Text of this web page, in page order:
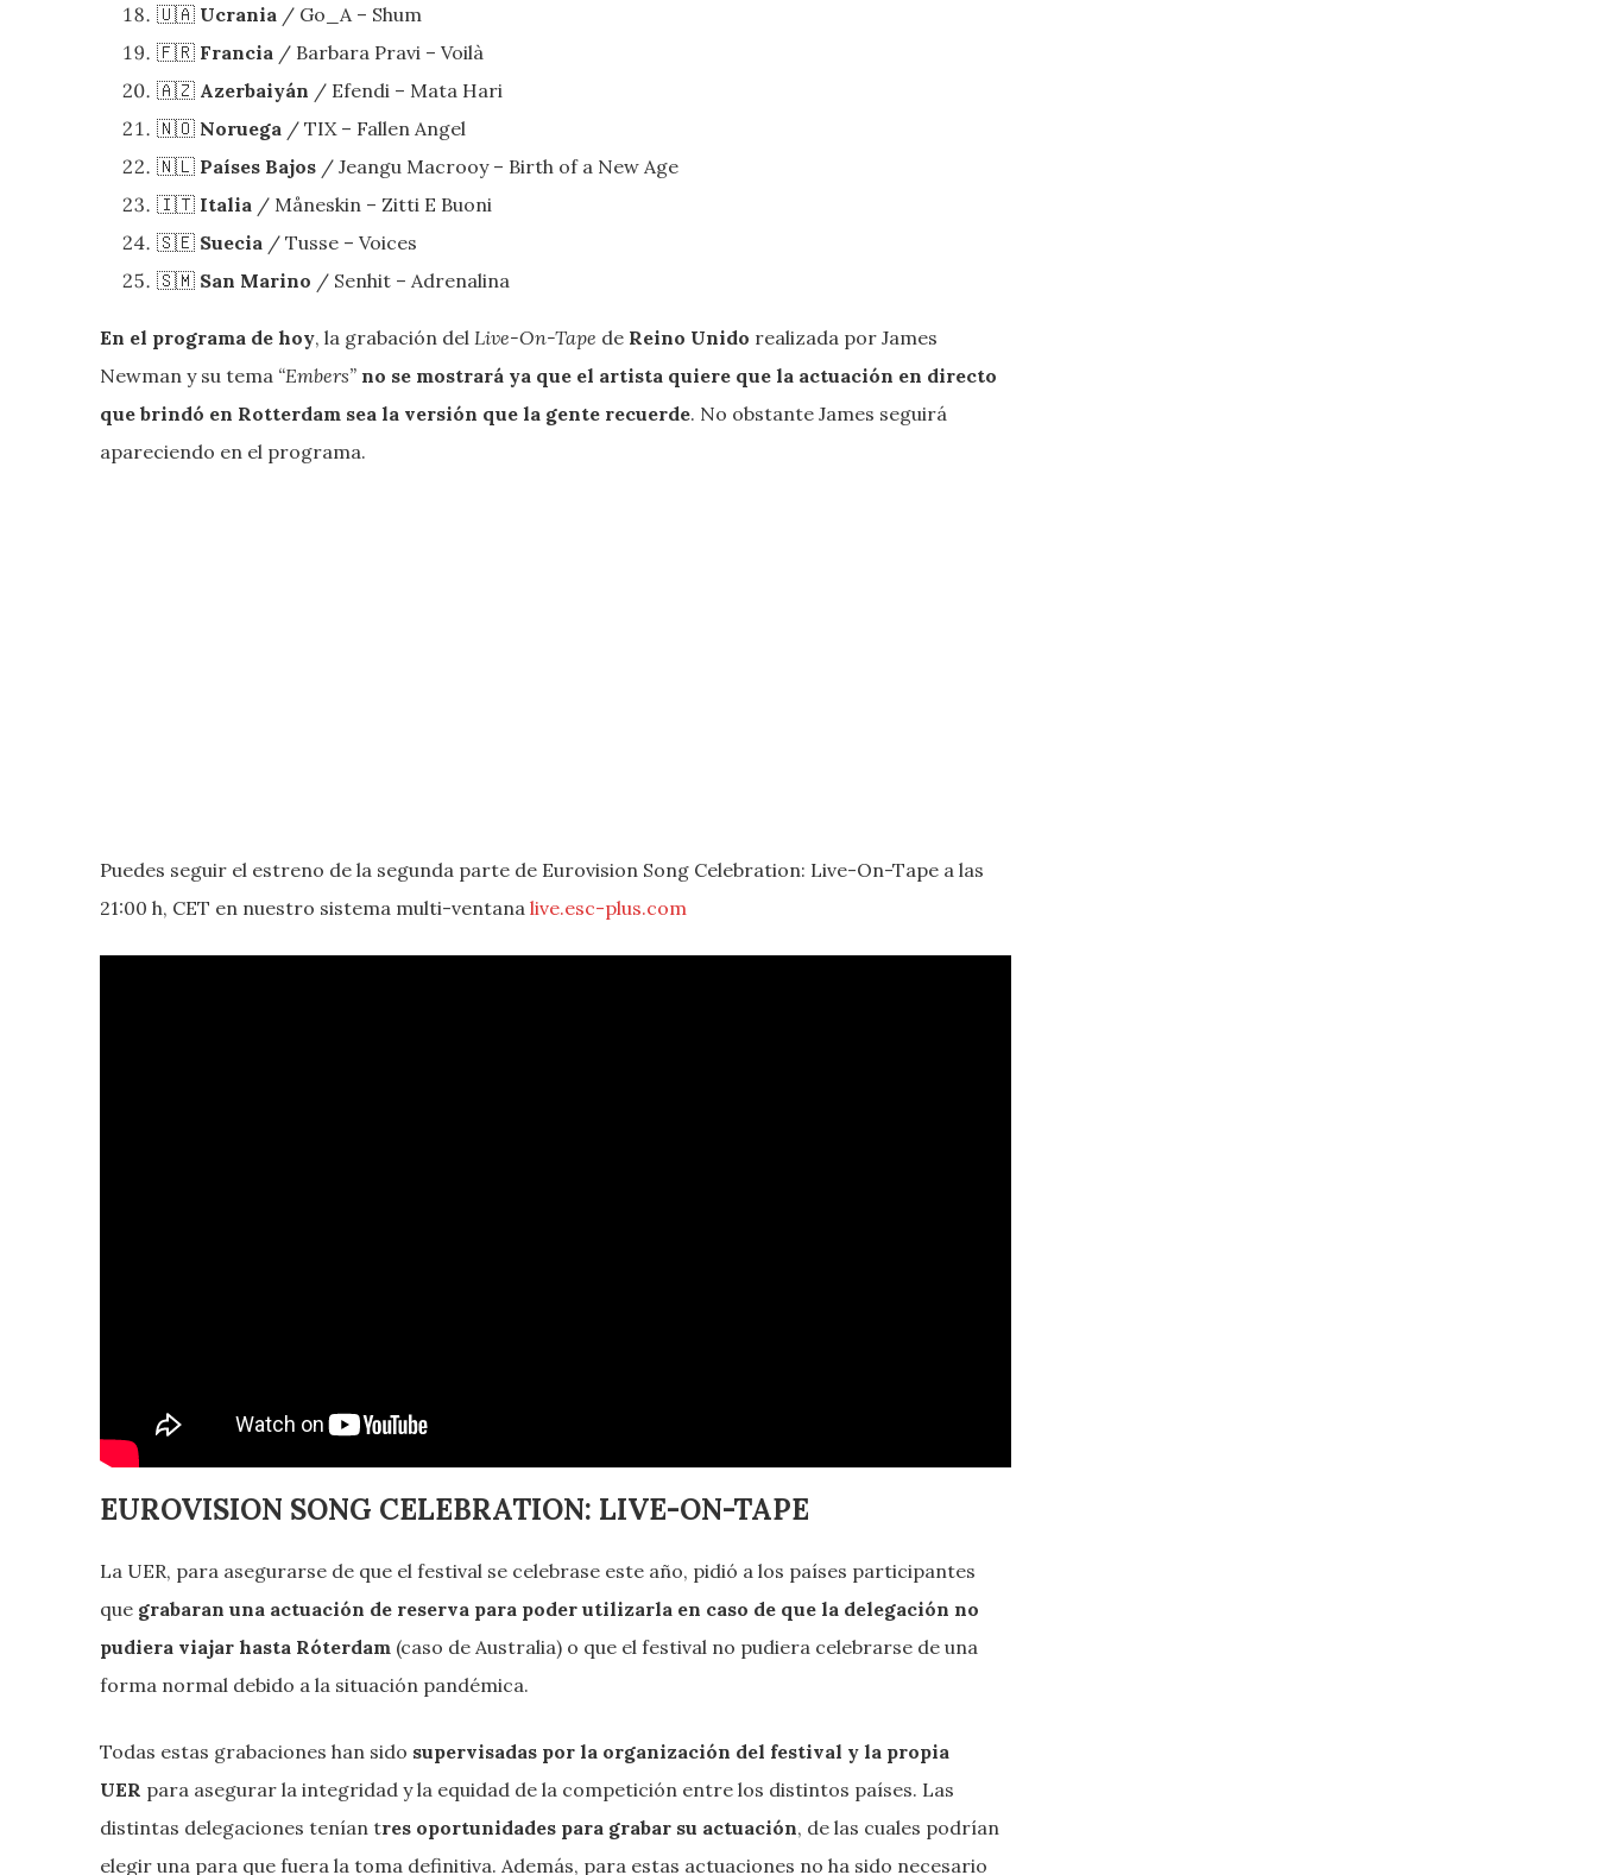
🇺🇦 Ucrania / Go_A – Shum
🇫🇷 Francia / Barbara Pravi – Voilà
🇦🇿 Azerbaiyán / Efendi – Mata Hari
🇳🇴 Noruega / TIX – Fallen Angel
🇳🇱 Países Bajos / Jeangu Macrooy – Birth of a New Age
🇮🇹 Italia / Måneskin – Zitti E Buoni
🇸🇪 Suecia / Tusse – Voices
🇸🇲 San Marino / Senhit – Adrenalina
En el programa de hoy, la grabación del Live-On-Tape de Reino Unido realizada por James
Newman y su tema “Embers” no se mostrará ya que el artista quiere que la actuación en directo
que brindó en Rotterdam sea la versión que la gente recuerde. No obstante James seguirá
apareciendo en el programa.
Puedes seguir el estreno de la segunda parte de Eurovision Song Celebration: Live-On-Tape a las
21:00 h, CET en nuestro sistema multi-ventana live.esc-plus.com
EUROVISION SONG CELEBRATION: LIVE-ON-TAPE
La UER, para asegurarse de que el festival se celebrase este año, pidió a los países participantes
que grabaran una actuación de reserva para poder utilizarla en caso de que la delegación no
pudiera viajar hasta Róterdam (caso de Australia) o que el festival no pudiera celebrarse de una
forma normal debido a la situación pandémica.
Todas estas grabaciones han sido supervisadas por la organización del festival y la propia
UER para asegurar la integridad y la equidad de la competición entre los distintos países. Las
distintas delegaciones tenían tres oportunidades para grabar su actuación, de las cuales podrían
elegir una para que fuera la toma definitiva. Además, para estas actuaciones no ha sido necesario